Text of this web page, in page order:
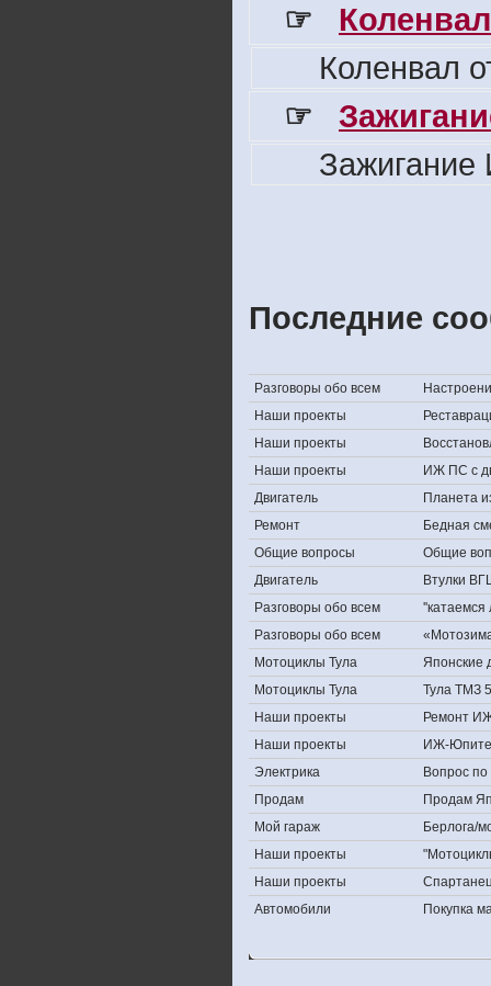
☞
Коленвал
☞
Последние
Разговоры обо всем
Наши проекты
Наши проекты
Наши проекты
ИЖ ПС с
Двигатель
Планета
Ремонт
Бедная
Общие вопросы
Общие
Двигатель
Втулки
Разговоры обо всем
Разговоры обо всем
Мотоциклы Тула
Японские
Мотоциклы Тула
Тула ТМЗ
Наши проекты
Ремонт
Наши проекты
ИЖ-
Электрика
Вопрос по
Продам
Продам
Мой гараж
Берлога/
Наши проекты
Наши проекты
Автомобили
Покупка